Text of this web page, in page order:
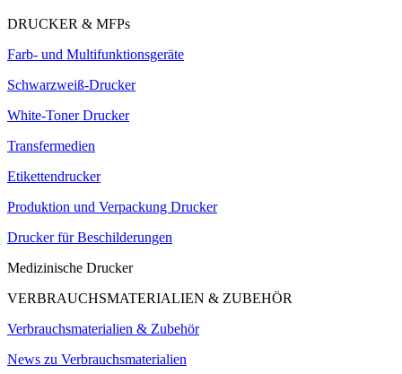
DRUCKER & MFPs
Farb- und Multifunktionsgeräte
Schwarzweiß-Drucker
White-Toner Drucker
Transfermedien
Etikettendrucker
Produktion und Verpackung Drucker
Drucker für Beschilderungen
Medizinische Drucker
VERBRAUCHSMATERIALIEN & ZUBEHÖR
Verbrauchsmaterialien & Zubehör
News zu Verbrauchsmaterialien